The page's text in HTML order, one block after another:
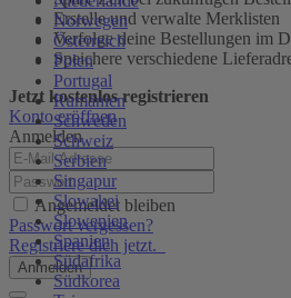
Norwegen
Österreich
Polen
Portugal
Rumänien
Schweden
Schweiz
Serbien
Singapur
Slowakei
Slowenien
Spanien
Südafrika
Südkorea
Erstelle und verwalte Merklisten
Verfolge deine Bestellungen im
Speichere verschiedene
Jetzt kostenlos registrieren
Konto eröffnen
Anmelden
Angemeldet bleiben
Passwort vergessen?
Registriere dich jetzt.
Anmelden